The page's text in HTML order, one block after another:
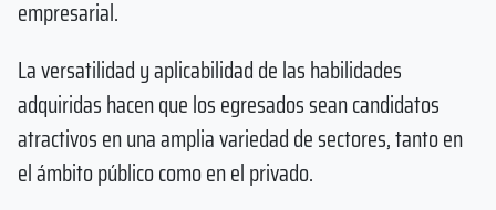
empresarial.
La versatilidad y aplicabilidad de las habilidades
adquiridas hacen que los egresados sean candidatos
atractivos en una amplia variedad de sectores, tanto en
el ámbito público como en el privado.